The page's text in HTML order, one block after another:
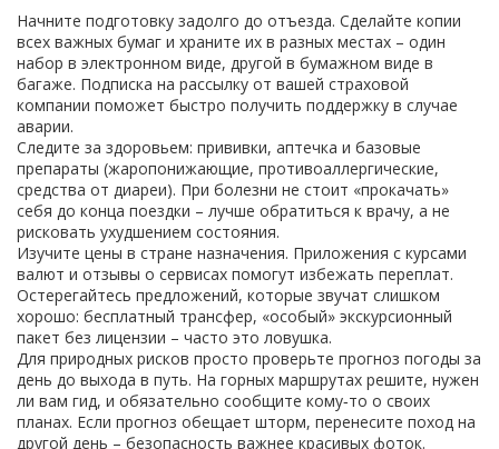
Начните подготовку задолго до отъезда. Сделайте копии
всех важных бумаг и храните их в разных местах – один
набор в электронном виде, другой в бумажном виде в
багаже. Подписка на рассылку от вашей страховой
компании поможет быстро получить поддержку в случае
аварии.
Следите за здоровьем: прививки, аптечка и базовые
препараты (жаропонижающие, противоаллергические,
средства от диареи). При болезни не стоит «прокачать»
себя до конца поездки – лучше обратиться к врачу, а не
рисковать ухудшением состояния.
Изучите цены в стране назначения. Приложения с курсами
валют и отзывы о сервисах помогут избежать переплат.
Остерегайтесь предложений, которые звучат слишком
хорошо: бесплатный трансфер, «особый» экскурсионный
пакет без лицензии – часто это ловушка.
Для природных рисков просто проверьте прогноз погоды за
день до выхода в путь. На горных маршрутах решите, нужен
ли вам гид, и обязательно сообщите кому‑то о своих
планах. Если прогноз обещает шторм, перенесите поход на
другой день – безопасность важнее красивых фоток.